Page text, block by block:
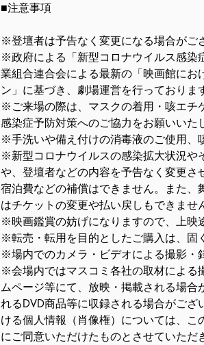
■注意事項
※登壇者は予告なく変更になる場合がご
※政府による「新型コロナウイルス感染
業組合連合会による最新の「映画館に
ン」に基づき、劇場運営を行っておりま
※ご来場の際は、マスクの着用・咳エチ
感染症予防対策へのご協力をお願いいた
※手洗いや備え付けの消毒液のご使用、
※新型コロナウイルスの感染拡大状況や
や、登壇者などの内容を予告なく変更
宿泊費などの補償はできません。また
はチケットの変更や払い戻しもできませ
※映画鑑賞の妨げになりますので、上映
※転売・転用を目的としたご購入は、固
※場内でのカメラ・ビデオによる撮影・
※会場内ではマスコミ各社の取材による
ムページ等にて、放映・掲載される場
れるDVD商品等に収録される場合がご
ける個人情報（肖像権）については、
にご同意いただけたものとさせていただ